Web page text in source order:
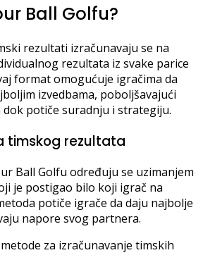
Ball Golfu?
rezultati izračunavaju se na
rezultata iz svake parice
format omogućuje igračima da
izvedbama, poboljšavajući
potiče suradnju i strategiju.
timskog rezultata
Ball Golfu određuju se uzimanjem
je postigao bilo koji igrač na
potiče igrače da daju najbolje
napore svog partnera.
za izračunavanje timskih